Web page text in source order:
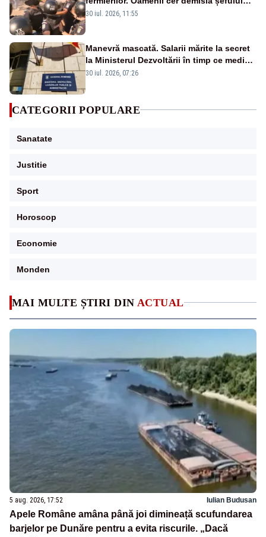
MAI MULTE ȘTIRI DIN ACTUAL
5 aug. 2026, 17:52 Iulian Budusan
Apele Române amâna până joi dimineață scufundarea
barjelor pe Dunăre pentru a evita riscurile. „Dacă
ANSVSA și s-au mutat în Piața Victoria–
30 iul. 2026, 11:55
Manevră mascată. Salarii mărite la secret
la Ministerul Dezvoltării în timp ce medicii
ies în stradă
30 iul. 2026, 07:26
CATEGORII POPULARE
Sanatate
Justitie
Sport
Horoscop
Economie
Monden